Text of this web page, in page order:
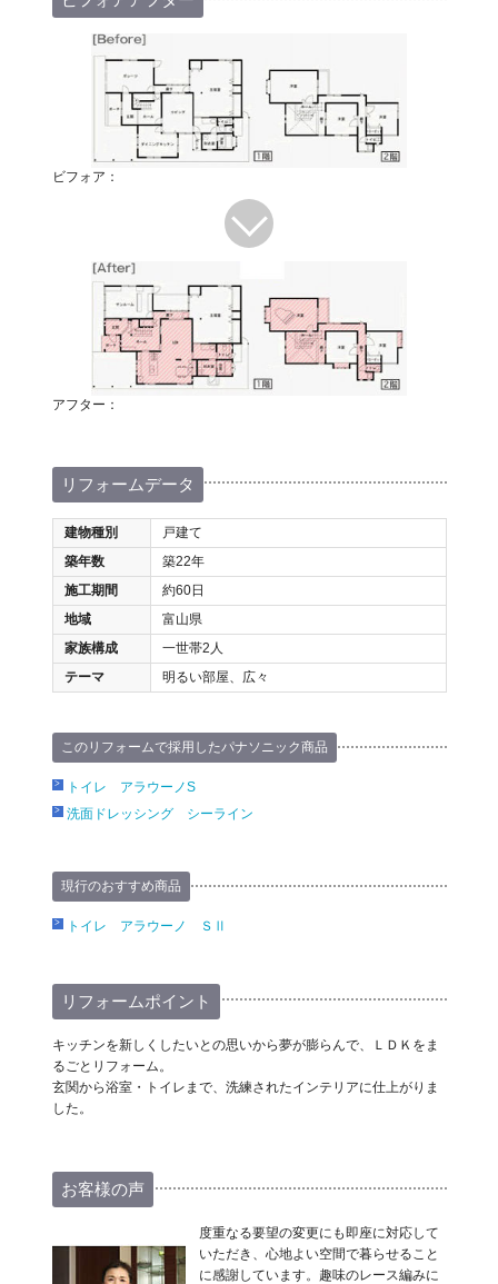
ビフォア：
アフター：
リフォームデータ
建物種別
戸建て
築年数
築22年
施工期間
約60日
地域
富山県
家族構成
一世帯2人
テーマ
明るい部屋、広々
このリフォームで採用したパナソニック商品
トイレ アラウーノS
洗面ドレッシング シーライン
現行のおすすめ商品
トイレ アラウーノ ＳⅡ
リフォームポイント
キッチンを新しくしたいとの思いから夢が膨らんで、ＬＤＫをま
るごとリフォーム。
玄関から浴室・トイレまで、洗練されたインテリアに仕上がりま
した。
お客様の声
度重なる要望の変更にも即座に対応して
いただき、心地よい空間で暮らせること
に感謝しています。趣味のレース編みに